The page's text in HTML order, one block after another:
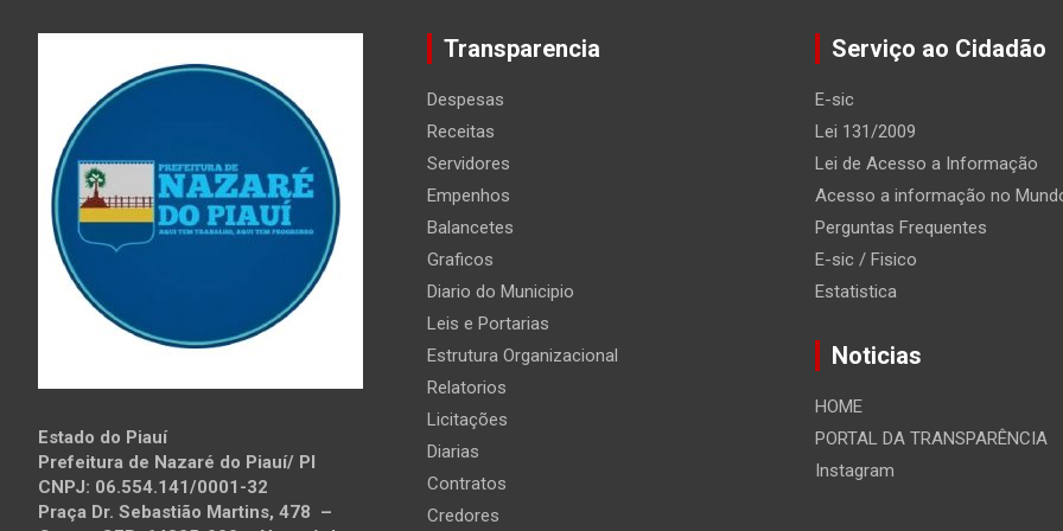
Estado do Piauí
Prefeitura de Nazaré do Piauí/ PI
CNPJ: 06.554.141/0001-32
Praça Dr. Sebastião Martins, 478 –
Transparencia
Despesas
Receitas
Servidores
Empenhos
Balancetes
Graficos
Diario do Municipio
Leis e Portarias
Estrutura Organizacional
Relatorios
Licitações
Diarias
Contratos
Credores
Serviço ao Cidadão
E-sic
Lei 131/2009
Lei de Acesso a Informação
Acesso a informação no
Perguntas Frequentes
E-sic / Fisico
Estatistica
Noticias
HOME
PORTAL DA TRANSPARÊNCIA
Instagram